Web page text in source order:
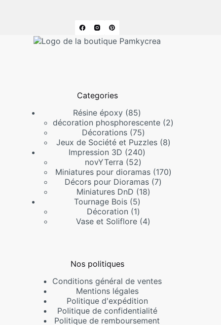
Categories
Résine époxy 8585
produits
décoration phosphorescente 22
Décorations 7575
produits
Jeux de Société et Puzzles 88
Impression 3D 240240
novYTerra 5252
produits
Miniatures pour dioramas 170170
Décors pour Dioramas 77
Miniatures DnD 1818
Tournage Bois 55
produits
Décoration 11
produit
Vase et Soliflore 44
Nos politiques
Conditions général de ventes
Mentions légales
Politique d'expédition
Politique de confidentialité
Politique de remboursement